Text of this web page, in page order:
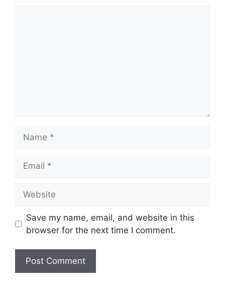
Save my name, email, and website in this
browser for the next time I comment.